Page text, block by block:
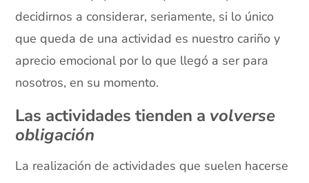
decidirnos a considerar, seriamente, si lo único
que queda de una actividad es nuestro cariño y
aprecio emocional por lo que llegó a ser para
nosotros, en su momento.
Las actividades tienden a volverse
obligación
La realización de actividades que suelen hacerse